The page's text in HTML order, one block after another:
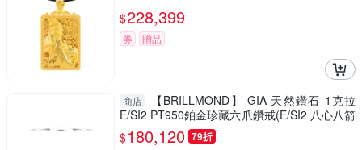
$228,399
券 贈品
商店
【BRILLMOND】 GIA 天然鑽石 1克拉
E/SI2 PT950鉑金珍藏六爪鑽戒(E/SI2 八心八箭
PT950鉑金)
$180,120 79折